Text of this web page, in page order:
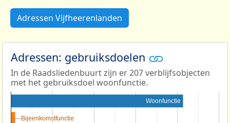
Adressen Vijfheerenlanden
Adressen: gebruiksdoelen
In de Raadsliedenbuurt zijn er 207 verblijfsobjecten
met het gebruiksdoel woonfunctie.
Woonfunctie
Bijeenkomstfunctie
Bijeenkomstfunctie